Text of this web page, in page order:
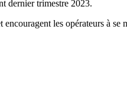
dernier trimestre 2023.
les opérateurs à se